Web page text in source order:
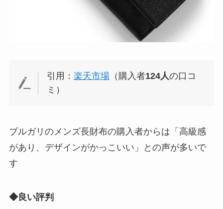
引用：楽天市場 （購入者124人の口コ
ミ）
ブルガリのメンズ長財布の購入者からは「高級感
があり、デザインがかっこいい」との声が多いで
す
◆良い評判